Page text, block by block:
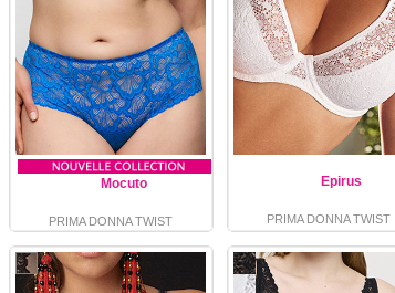
Mocuto
PRIMA DONNA TWIST
Epirus
PRIMA DONNA TWIST